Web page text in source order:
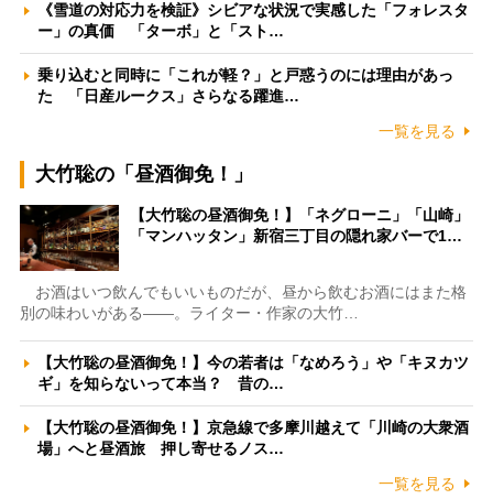
《雪道の対応力を検証》シビアな状況で実感した「フォレスタ
ー」の真価 「ターボ」と「スト…
乗り込むと同時に「これが軽？」と戸惑うのには理由があっ
た 「日産ルークス」さらなる躍進…
一覧を見る
大竹聡の「昼酒御免！」
【大竹聡の昼酒御免！】「ネグローニ」「山崎」
「マンハッタン」新宿三丁目の隠れ家バーで1…
お酒はいつ飲んでもいいものだが、昼から飲むお酒にはまた格
別の味わいがある――。ライター・作家の大竹…
【大竹聡の昼酒御免！】今の若者は「なめろう」や「キヌカツ
ギ」を知らないって本当？ 昔の…
【大竹聡の昼酒御免！】京急線で多摩川越えて「川崎の大衆酒
場」へと昼酒旅 押し寄せるノス…
一覧を見る